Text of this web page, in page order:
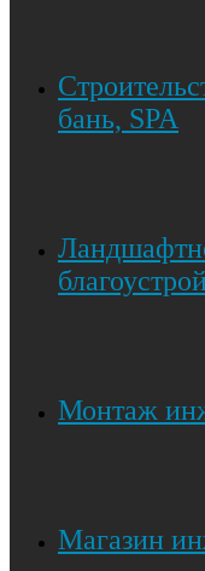
бань, SPA
Монтаж
Магазин